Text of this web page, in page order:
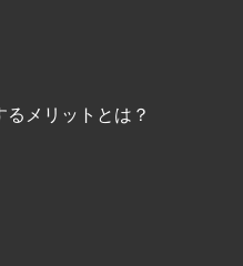
メリットとは？